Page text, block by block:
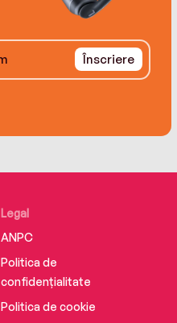
Înscriere
Legal
ANPC
Politica de
confidențialitate
Politica de cookie